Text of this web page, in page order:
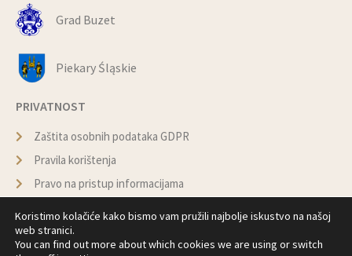
Grad Buzet
Piekary Śląskie
PRIVATNOST
Zaštita osobnih podataka GDPR
Pravila korištenja
Pravo na pristup informacijama
Koristimo kolačiće kako bismo vam pružili najbolje iskustvo na našoj
web stranici.
You can find out more about which cookies we are using or switch